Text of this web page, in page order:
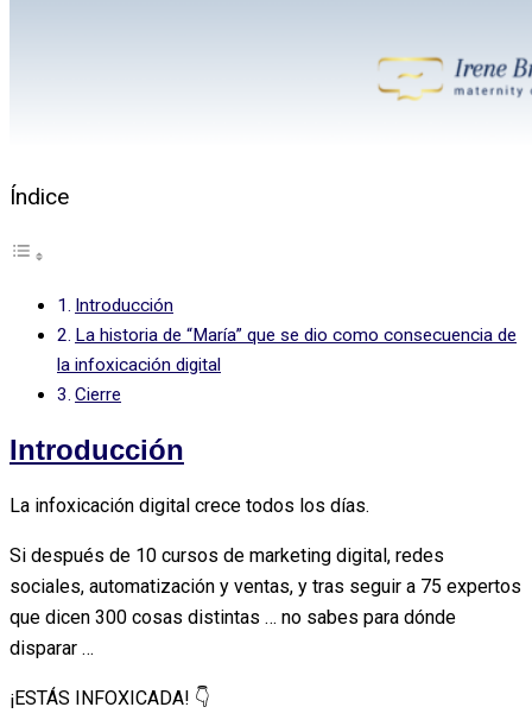
Índice
Introducción
La historia de “María” que se dio como consecuencia de
la infoxicación digital
Cierre
Introducción
La infoxicación digital crece todos los días.
Si después de 10 cursos de marketing digital, redes
sociales, automatización y ventas, y tras seguir a 75 expertos
que dicen 300 cosas distintas … no sabes para dónde
disparar …
¡ESTÁS INFOXICADA! 👇